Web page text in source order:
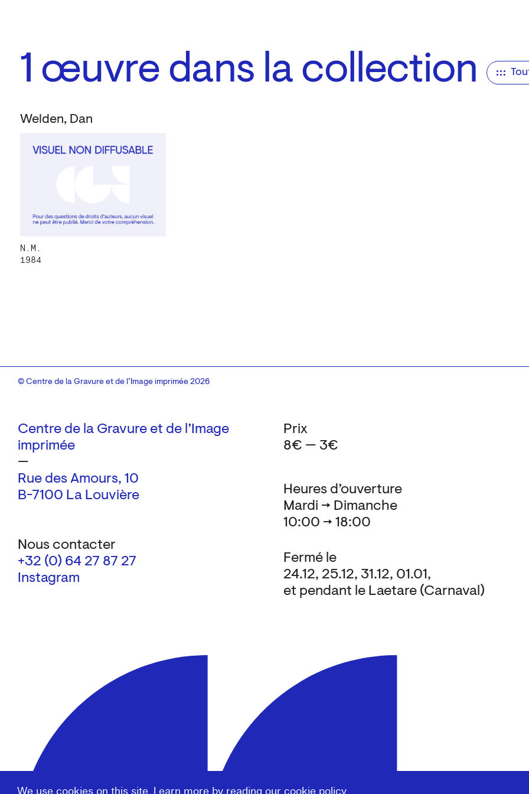
1 œuvre dans la collection
Welden, Dan
N.M.
1984
Centre de la Gravure et de l’Image
imprimée
—
Rue des Amours, 10
B-7100 La Louvière
Nous contacter
+32 (0) 64 27 87 27
Instagram
Heures d’ouverture
Mardi → Dimanche
10:00 → 18:00
Fermé le
24.12, 25.12, 31.12, 01.01,
et pendant le Laetare (Carnaval)
Prix
8€ — 3€
© Centre de la Gravure et de l’Image imprimée 2026